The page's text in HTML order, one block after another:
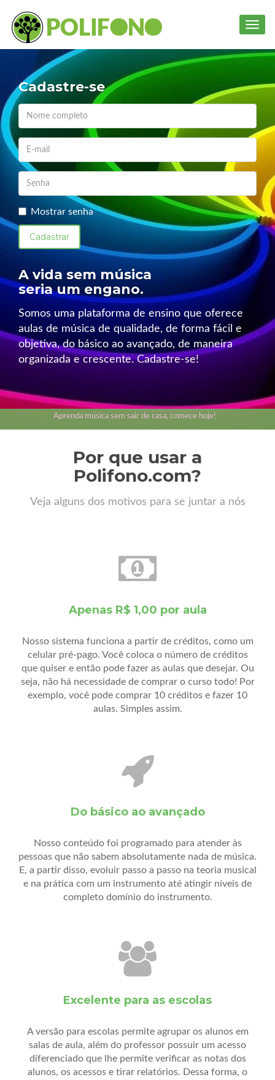
Cadastre-se
Mostrar senha
A vida sem música
seria um engano.
Somos uma plataforma de ensino que oferece
aulas de música de qualidade, de forma fácil e
objetiva, do básico ao avançado, de maneira
organizada e crescente. Cadastre-se!
Aprenda música sem sair de casa, comece hoje!
Por que usar a
Polifono.com?
Veja alguns dos motivos para se juntar a nós
Apenas R$ 1,00 por aula
Nosso sistema funciona a partir de créditos, como um
celular pré-pago. Você coloca o número de créditos
que quiser e então pode fazer as aulas que desejar. Ou
seja, não há necessidade de comprar o curso todo! Por
exemplo, você pode comprar 10 créditos e fazer 10
aulas. Simples assim.
Do básico ao avançado
Nosso conteúdo foi programado para atender às
pessoas que não sabem absolutamente nada de música.
E, a partir disso, evoluir passo a passo na teoria musical
e na prática com um instrumento até atingir níveis de
completo domínio do instrumento.
Excelente para as escolas
A versão para escolas permite agrupar os alunos em
salas de aula, além do professor possuir um acesso
diferenciado que lhe permite verificar as notas dos
alunos, os acessos e tirar relatórios. Dessa forma, o